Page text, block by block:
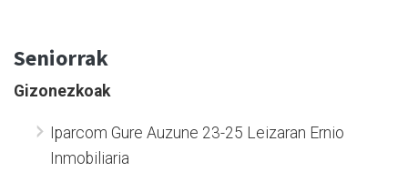
Seniorrak
Gizonezkoak
Iparcom Gure Auzune 23-25 Leizaran Ernio
Inmobiliaria